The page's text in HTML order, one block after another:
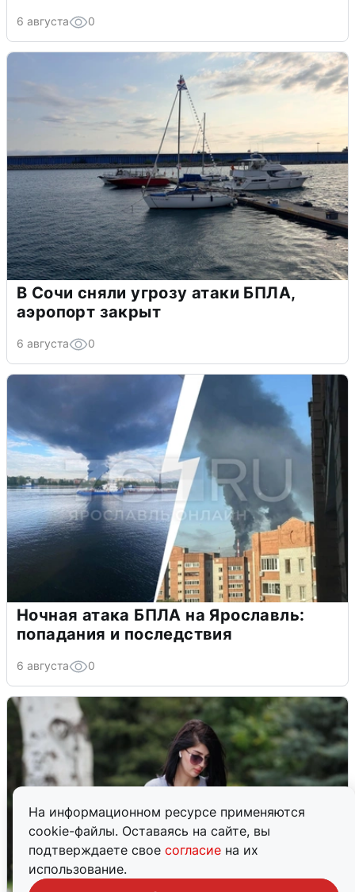
На информационном ресурсе применяются
cookie-файлы. Оставаясь на сайте, вы
подтверждаете свое согласие на их
использование.
6 августа 0
В Сочи сняли угрозу атаки БПЛА,
аэропорт закрыт
6 августа 0
Ночная атака БПЛА на Ярославль:
попадания и последствия
6 августа 0